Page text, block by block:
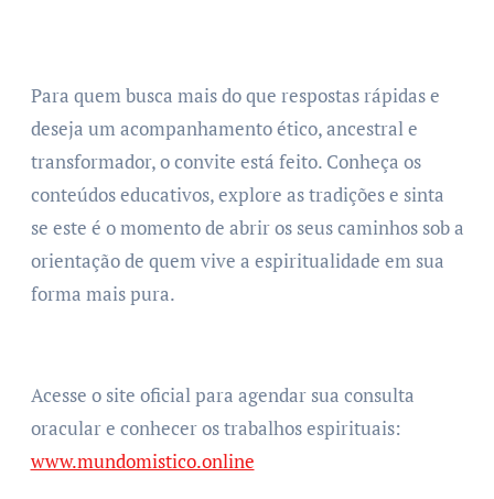
Para quem busca mais do que respostas rápidas e
deseja um acompanhamento ético, ancestral e
transformador, o convite está feito. Conheça os
conteúdos educativos, explore as tradições e sinta
se este é o momento de abrir os seus caminhos sob a
orientação de quem vive a espiritualidade em sua
forma mais pura.
Acesse o site oficial para agendar sua consulta
oracular e conhecer os trabalhos espirituais:
www.mundomistico.online